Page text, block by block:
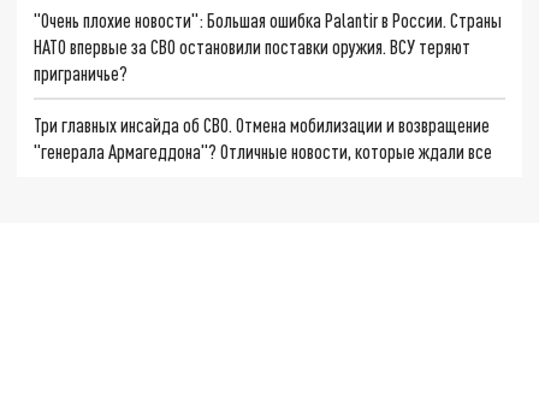
"Очень плохие новости": Большая ошибка Palantir в России. Страны
НАТО впервые за СВО остановили поставки оружия. ВСУ теряют
приграничье?
Три главных инсайда об СВО. Отмена мобилизации и возвращение
"генерала Армагеддона"? Отличные новости, которые ждали все